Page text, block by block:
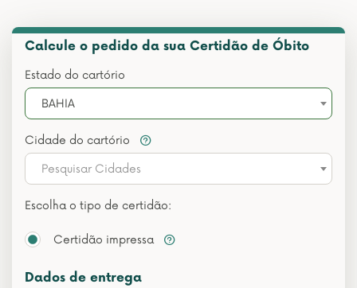
Calcule o pedido da sua Certidão de Óbito
Estado do cartório
BAHIA
Cidade do cartório
Pesquisar Cidades
Escolha o tipo de certidão:
Certidão impressa
Dados de entrega